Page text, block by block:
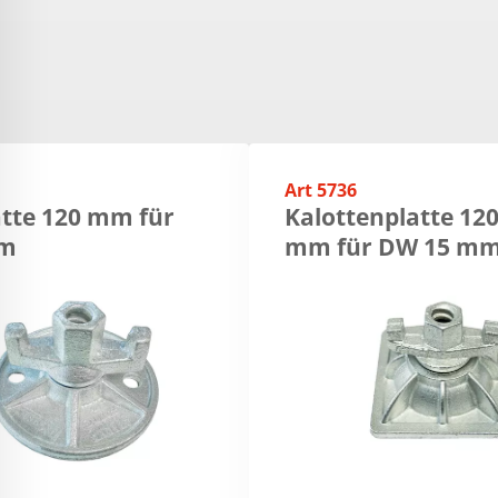
120 mm für
Art 5736
Kalottenplatte
mm für DW 15